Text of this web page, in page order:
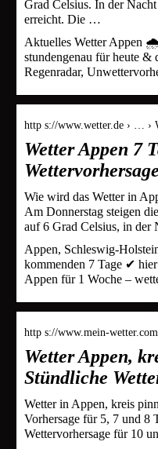
Grad Celsius. In der
erreicht. Die …
Aktuelles Wetter Appen
stundengenau für heute &
Regenradar,
http s://www.wetter.de › … ›
Wetter Appen 7
Wie wird das Wetter in
Am Donnerstag steigen
auf 6 Grad Celsius, in
Appen, Schleswig-
kommenden 7 Tage ✔
Appen für 1 Woche –
http s://www.mein-
Wetter Appen,
Stündliche
Wetter in Appen, kreis
Vorhersage für 5, 7 und 8
Wettervorhersage für 10